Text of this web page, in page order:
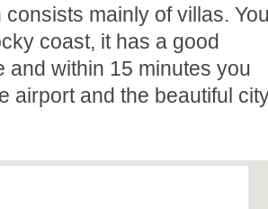
mainly of villas.
coast, it has a good
and within 15 minutes you
airport and the beautiful